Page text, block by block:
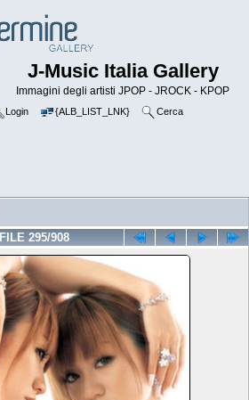
J-Music Italia Gallery
Immagini degli artisti JPOP - JROCK - KPOP
Login {ALB_LIST_LNK} Cerca
FILE 295/908